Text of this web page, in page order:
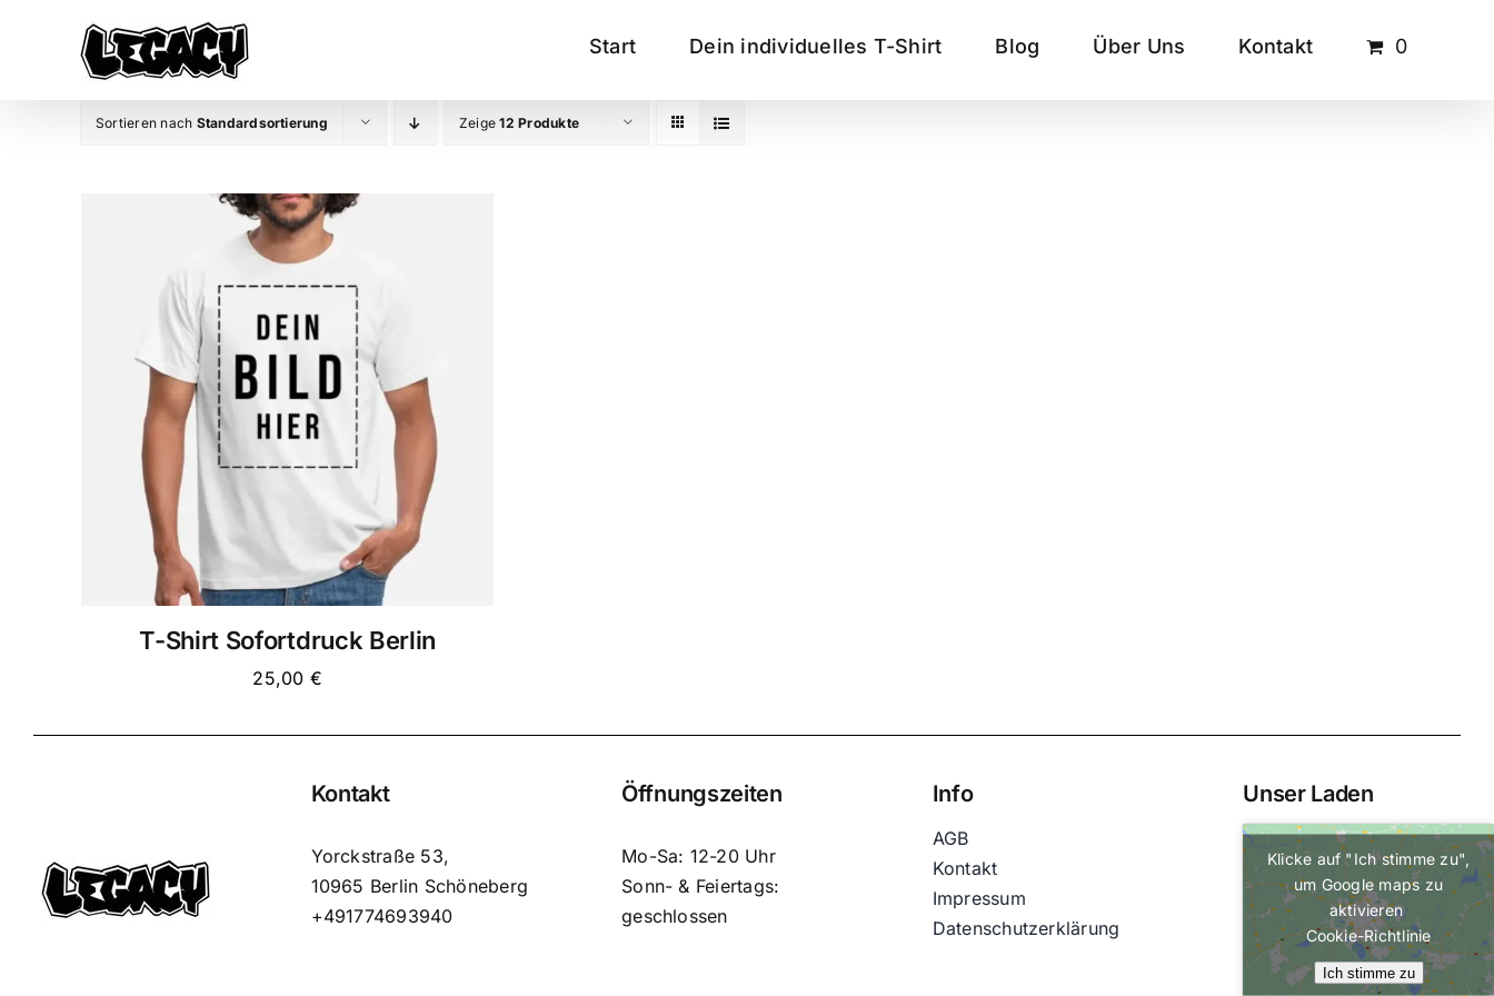
Start Dein individuelles T-Shirt Blog Über Uns Kontakt 0
Sortieren nach Standardsortierung Zeige12 Produkte
T-Shirt Sofortdruck Berlin
25,00 €
Kontakt
Yorckstraße 53,
10965 Berlin Schöneberg
+491774693940
Öffnungszeiten
Mo-Sa: 12-20 Uhr
Sonn- & Feiertags:
geschlossen
Info
AGB
Kontakt
Impressum
Datenschutzerklärung
Unser Laden
Klicke auf "Ich stimme zu",
um Google maps zu
aktivieren
Cookie-Richtlinie
Ich stimme zu
LEGACY Chatbot
wie kann ich dir weiterhelfen?